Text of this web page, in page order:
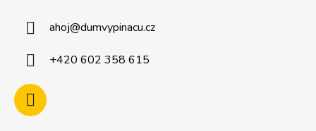
ahoj@dumvypinacu.cz
+420 602 358 615